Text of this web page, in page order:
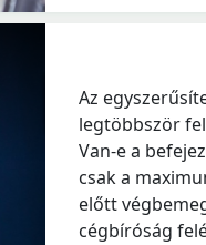
Az
legtöbbször
Van-e a
csak a
előtt
cégbíróság